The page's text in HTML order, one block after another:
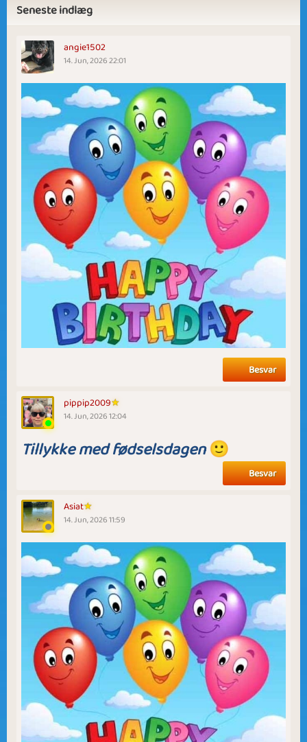
Seneste indlæg
angie1502
14. Jun, 2026 22:01
Besvar
pippip2009
14. Jun, 2026 12:04
Tillykke med fødselsdagen🙂
Besvar
Asiat
14. Jun, 2026 11:59